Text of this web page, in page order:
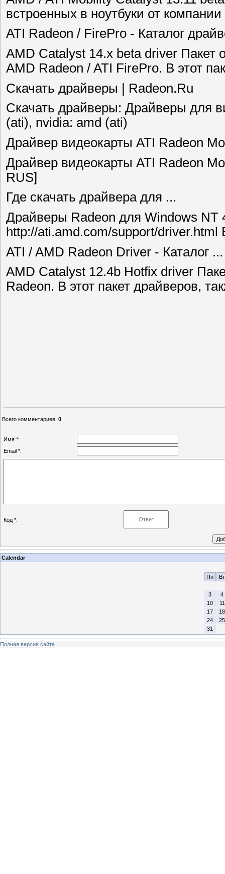
встроенных в ноутбуки от компании
ATI Radeon / FirePro - Каталог
AMD Catalyst 14.x beta driver
AMD Radeon / ATI FirePro. В этот
Скачать драйверы | Radeon.Ru
Скачать драйверы: Драйверы для
(ati), nvidia: amd (ati)
Драйвер видеокарты ATI Radeon
Драйвер видеокарты ATI Radeon
RUS]
Где скачать драйвера для ...
Драйверы Radeon для Windows NT
http://ati.amd.com/support/
ATI / AMD Radeon Driver - Каталог ...
AMD Catalyst 12.4b Hotfix driver
Radeon. В этот пакет драйверов,
Всего комментариев: 0
Имя *:
Email *:
Код *:
Calendar
Пн Вт
3
4
10
11
17
18
24
25
31
Полная версия сайта